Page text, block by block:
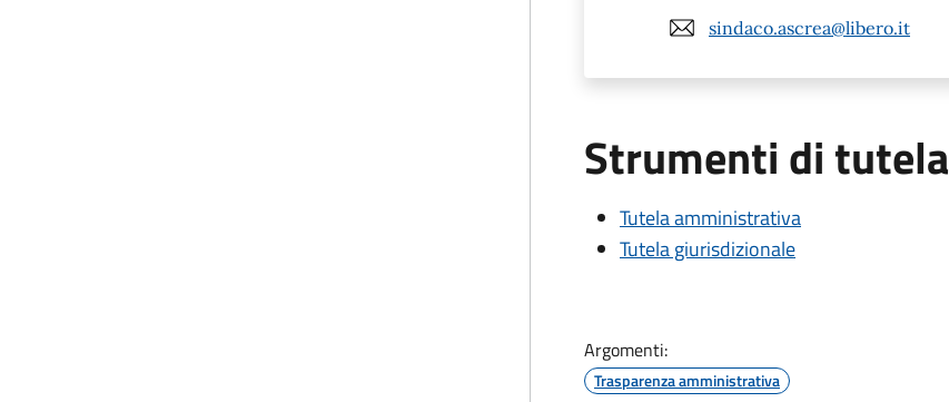
sindaco.ascrea@libero.it
Strumenti di tutela
Tutela amministrativa
Tutela giurisdizionale
Argomenti:
Trasparenza amministrativa